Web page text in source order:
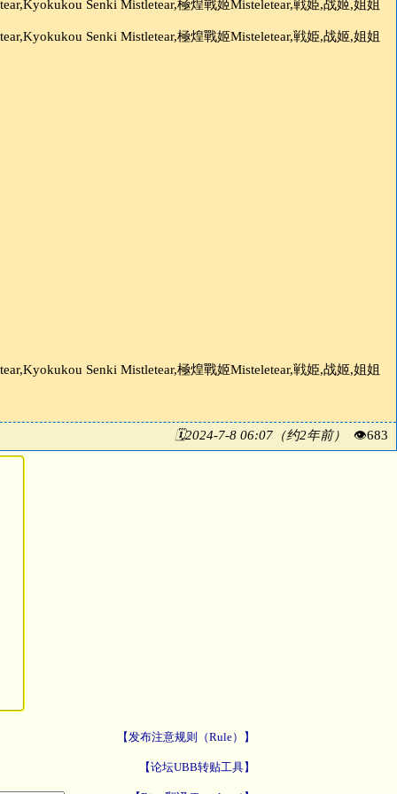
🗓2024-7-8 06:07（约2年前） 👁683
【发布注意规则（Rule）】
【论坛UBB转贴工具】